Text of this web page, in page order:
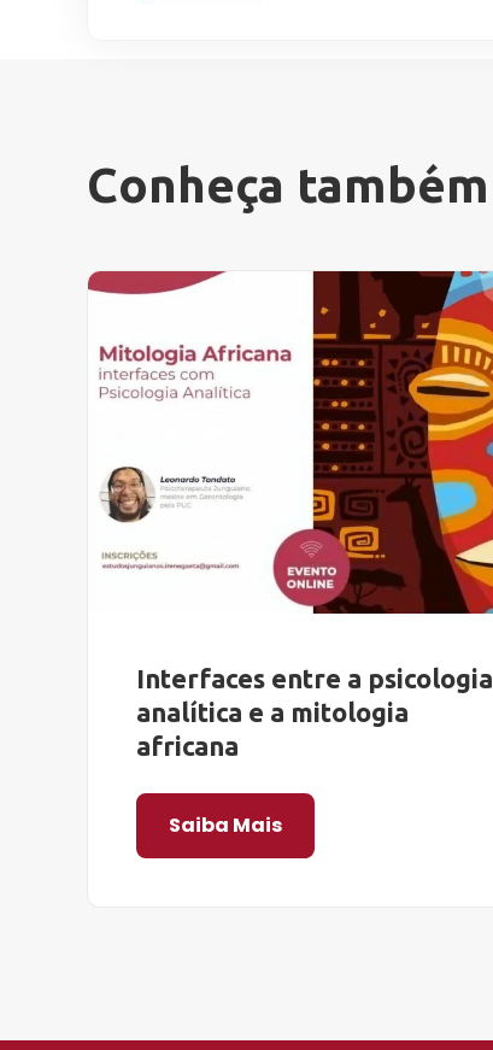
Conheça também
Interfaces entre a psicologia
analítica e a mitologia
africana
Saiba Mais